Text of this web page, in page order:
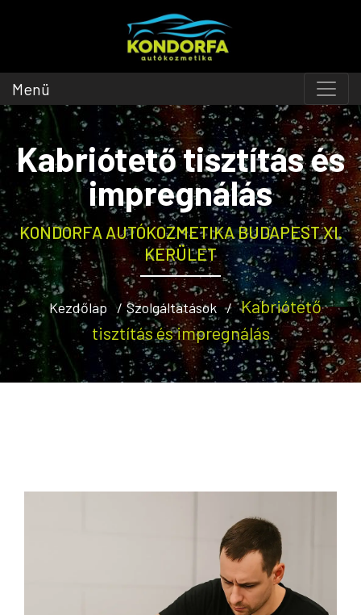
Menü
Kabriótető tisztítás és
impregnálás
KONDORFA AUTÓKOZMETIKA BUDAPEST XI.
KERÜLET
Kezdőlap Szolgáltatások
Kabriótető
tisztítás és impregnálás